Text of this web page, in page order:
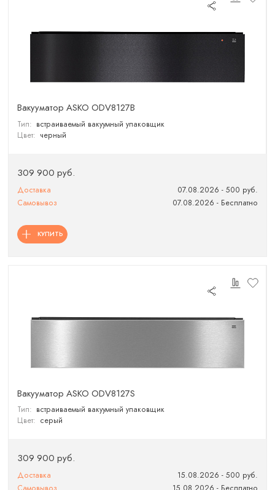
Вакууматор ASKO ODV8127B
Тип: встраиваемый вакуумный упаковщик
Цвет: черный
309 900 руб.
Доставка
07.08.2026 - 500 руб.
Самовывоз
07.08.2026 - Бесплатно
КУПИТЬ
Вакууматор ASKO ODV8127S
Тип: встраиваемый вакуумный упаковщик
Цвет: серый
309 900 руб.
Доставка
15.08.2026 - 500 руб.